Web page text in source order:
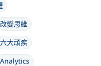
改變思維
六大頑疾
Analytics